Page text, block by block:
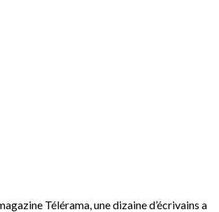
Télérama, une dizaine d’écrivains a